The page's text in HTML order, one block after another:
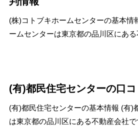
(株)コトブキホームセンターの基本情
ームセンターは東京都の品川区にあ
(有)都民住宅センターの口
(有)都民住宅センターの基本情報 (有)
は東京都の品川区にある不動産会社